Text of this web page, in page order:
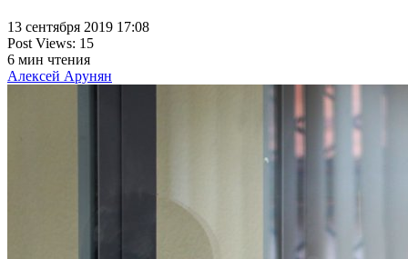
13 сентября 2019 17:08
Post Views: 15
6 мин чтения
Алексей Арунян